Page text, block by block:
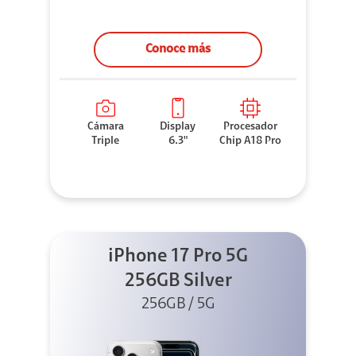
Conoce más
Cámara
Triple
Display
6.3"
Procesador
Chip A18 Pro
iPhone 17 Pro 5G
256GB Silver
256GB / 5G